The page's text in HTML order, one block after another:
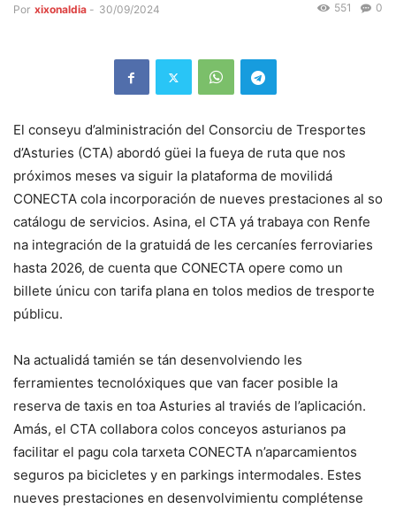
Por xixonaldia - 30/09/2024 0
551
El conseyu d’alministración del Consorciu de Tresportes
d’Asturies (CTA) abordó güei la fueya de ruta que nos
próximos meses va siguir la plataforma de movilidá
CONECTA cola incorporación de nueves prestaciones al so
catálogu de servicios. Asina, el CTA yá trabaya con Renfe
na integración de la gratuidá de les cercaníes ferroviaries
hasta 2026, de cuenta que CONECTA opere como un
billete únicu con tarifa plana en tolos medios de tresporte
públicu.
Na actualidá tamién se tán desenvolviendo les
ferramientes tecnolóxiques que van facer posible la
reserva de taxis en toa Asturies al traviés de l’aplicación.
Amás, el CTA collabora colos conceyos asturianos pa
facilitar el pagu cola tarxeta CONECTA n’aparcamientos
seguros pa bicicletes y en parkings intermodales. Estes
nueves prestaciones en desenvolvimientu complétense